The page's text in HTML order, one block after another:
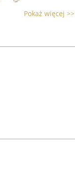
Pokaż więcej >>